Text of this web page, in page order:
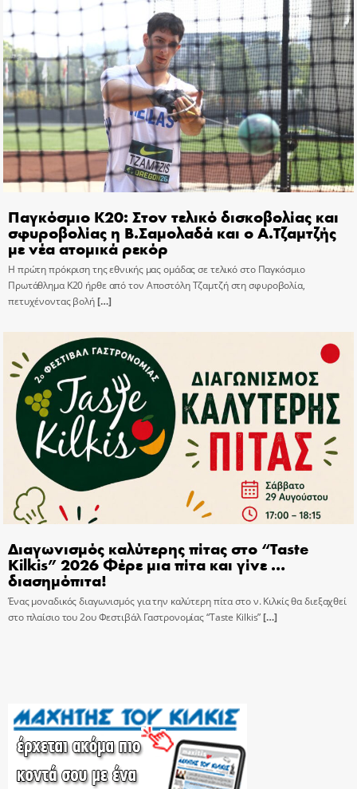
Παγκόσμιο Κ20: Στον τελικό δισκοβολίας και
σφυροβολίας η Β.Σαμολαδά και ο Α.Τζαμτζής
με νέα ατομικά ρεκόρ
Η πρώτη πρόκριση της εθνικής μας ομάδας σε τελικό στο Παγκόσμιο
Πρωτάθλημα Κ20 ήρθε από τον Αποστόλη Τζαμτζή στη σφυροβολία,
πετυχένοντας βολή[…]
Διαγωνισμός καλύτερης πίτας στο “Taste
Kilkis” 2026 Φέρε μια πίτα και γίνε …
διασημόπιτα!
Ένας μοναδικός διαγωνισμός για την καλύτερη πίτα στο ν. Κιλκίς θα διεξαχθεί
στο πλαίσιο του 2ου Φεστιβάλ Γαστρονομίας “Taste Kilkis”[…]